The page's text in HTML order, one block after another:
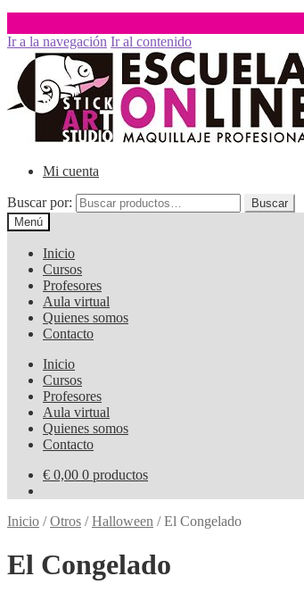
Ir a la navegación Ir al contenido
Mi cuenta
Buscar por:
Buscar
Menú
Inicio
Cursos
Profesores
Aula virtual
Quienes somos
Contacto
Inicio
Cursos
Profesores
Aula virtual
Quienes somos
Contacto
€ 0,00 0 productos
Inicio /Otros /Halloween /El Congelado
El Congelado